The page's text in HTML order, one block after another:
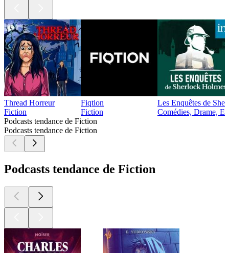
Thread Horreur
Fiction
Fiqtion
Fiction
Les Enquêtes de
Comédies, Drame,
Podcasts tendance de Fiction
Podcasts tendance de Fiction
Podcasts tendance de Fiction